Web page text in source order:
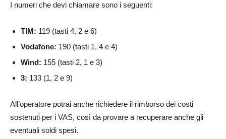
I numeri che devi chiamare sono i seguenti:
TIM: 119 (tasti 4, 2 e 6)
Vodafone: 190 (tasti 1, 4 e 4)
Wind: 155 (tasti 2, 1 e 3)
3: 133 (1, 2 e 9)
All’operatore potrai anche richiedere il rimborso dei costi
sostenuti per i VAS, così da provare a recuperare anche gli
eventuali soldi spesi.